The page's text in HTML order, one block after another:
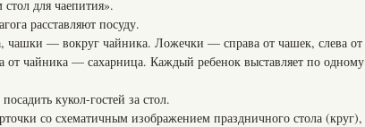
для чаепития».
расставляют посуду.
— вокруг чайника. Ложечки — справа от чашек, слева от
от чайника — сахарница. Каждый ребенок выставляет по одному
кукол-гостей за стол.
со схематичным изображением праздничного стола (круг),